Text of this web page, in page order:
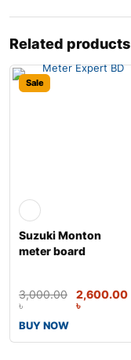
Related products
Sale
Suzuki Monton
meter board
3,000.00
৳
2,600.00
৳
BUY NOW